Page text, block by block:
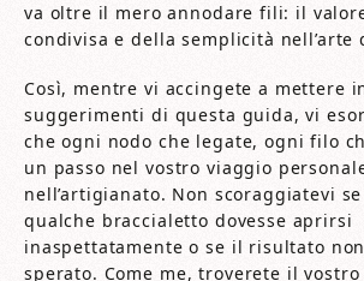
va oltre il mero annodare fili: il
condivisa e della semplicità nell’arte
Così, mentre vi accingete a mettere
suggerimenti di questa guida, vi
che ogni nodo che legate, ogni filo
un passo nel vostro viaggio
nell’artigianato. Non scoraggiatevi
qualche braccialetto dovesse aprirsi
inaspettatamente o se il risultato
sperato. Come me, troverete il